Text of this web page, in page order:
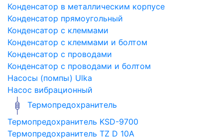
Конденсатор в металлическим корпусе
Конденсатор прямоугольный
Конденсатор с клеммами
Конденсатор с клеммами и болтом
Конденсатор с проводами
Конденсатор с проводами и болтом
Насосы (помпы) Ulka
Насос вибрационный
Термопредохранитель
Термопредохранитель KSD-9700
Термопредохранитель TZ D 10A